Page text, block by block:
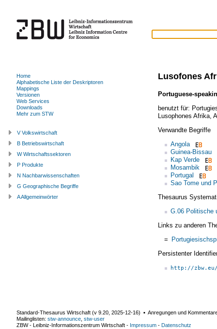
Lusofones
Portuguese-
benutzt für:
Lusophones Afrika,
Verwandte Begriffe
Angola
Guinea-Bissau
Kap Verde
Mosambik
Portugal
Sao Tome und
Thesaurus
G.06 Politische
Links zu anderen
=
Persistenter
http://
Home
Alphabetische Liste der Deskriptoren
Mappings
Versionen
Web Services
Downloads
Mehr zum STW
V Volkswirtschaft
B Betriebswirtschaft
W Wirtschaftssektoren
P Produkte
N Nachbarwissenschaften
G Geographische Begriffe
A Allgemeinwörter
Standard-Thesaurus Wirtschaft (v 9.20 2025-12-16) ▪ Anregungen und
Mailinglisten: stw-announce stw-user
ZBW - Leibniz-Informationszentrum Wirtschaft - Impressum - Datenschutz